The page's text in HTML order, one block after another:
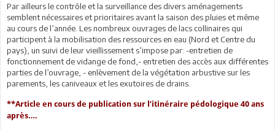
Par ailleurs le contrôle et la surveillance des divers aménagements
semblent nécessaires et prioritaires avant la saison des pluies et même
au cours de l’année. Les nombreux ouvrages de lacs collinaires qui
participent à la mobilisation des ressources en eau (Nord et Centre du
pays), un suivi de leur vieillissement s’impose par: -entretien de
fonctionnement de vidange de fond,- entretien des accès aux différentes
parties de l’ouvrage, - enlèvement de la végétation arbustive sur les
parements, les caniveaux et les exutoires de drains.
**Article en cours de publication sur l’itinéraire pédologique 40 ans
après….